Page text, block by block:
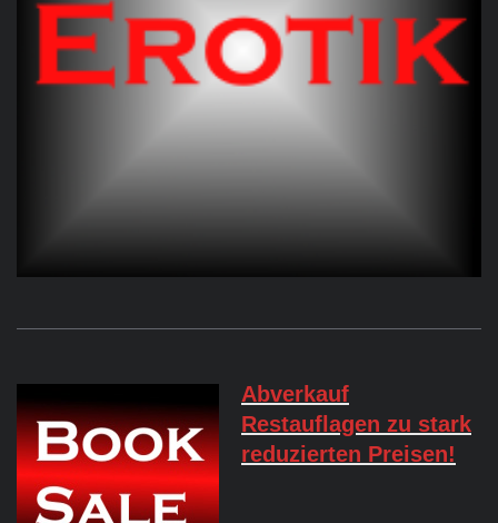
Abverkauf
Restauflagen zu stark
reduzierten Preisen!